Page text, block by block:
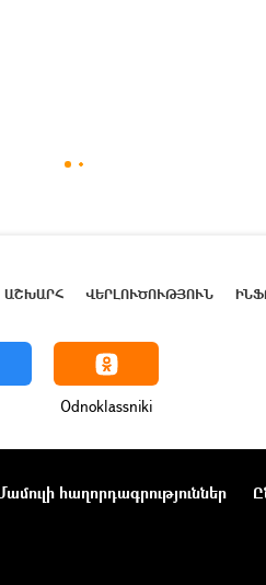
ԱՇԽԱՐՀ ՎԵՐԼՈՒԾՈՒԹՅՈՒՆ
Odnoklassniki
հաղորդագրություններ